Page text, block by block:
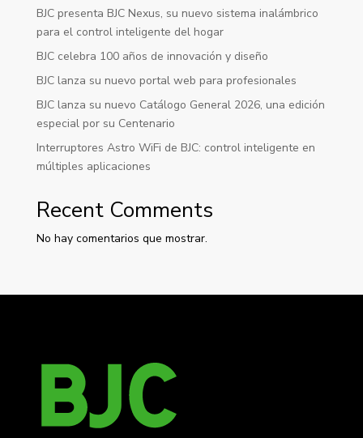
BJC presenta BJC Nexus, su nuevo sistema inalámbrico
para el control inteligente del hogar
BJC celebra 100 años de innovación y diseño
BJC lanza su nuevo portal web para profesionales
BJC lanza su nuevo Catálogo General 2026, una edición
especial por su Centenario
Interruptores Astro WiFi de BJC: control inteligente en
múltiples aplicaciones
Recent Comments
No hay comentarios que mostrar.